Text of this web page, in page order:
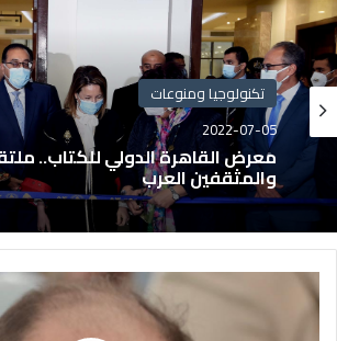
تكنولوجيا ومنوعات
2022-07-05
معرض القاهرة الدولي للكتاب..
والمثقفين العرب